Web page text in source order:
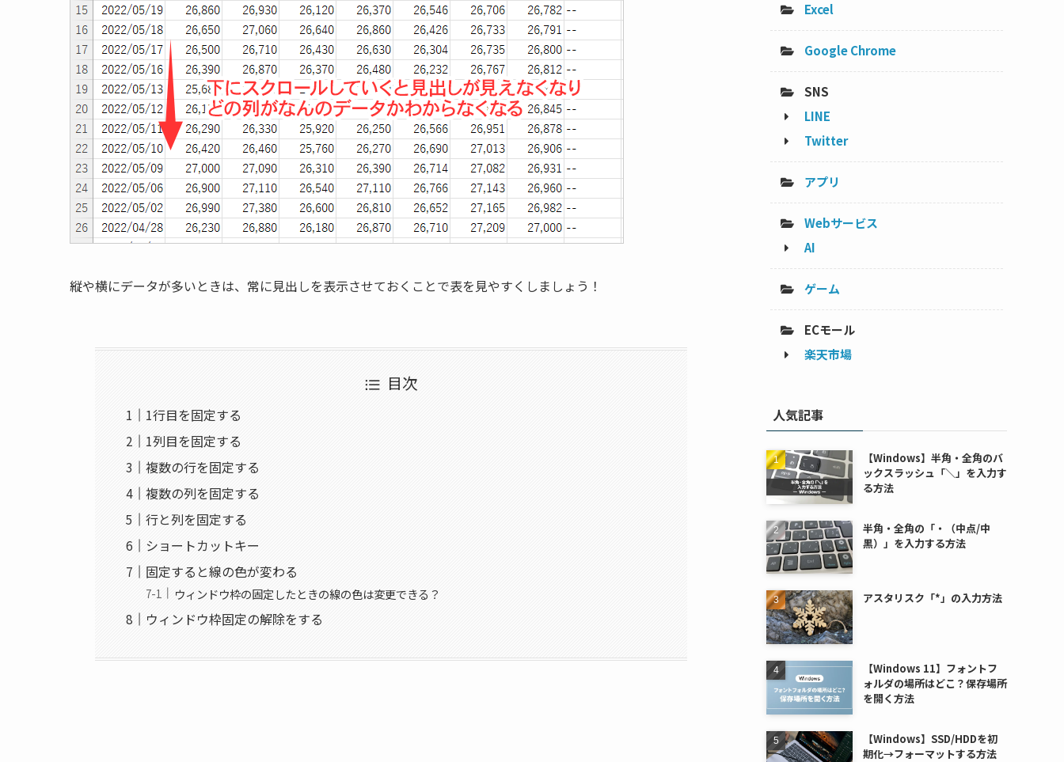
縦や横にデータが多いときは、常に見出しを表示させておくことで表を見やすくしましょう！
目次
1行目を固定する
1列目を固定する
複数の行を固定する
複数の列を固定する
行と列を固定する
ショートカットキー
固定すると線の色が変わる
ウィンドウ枠の固定したときの線の色は変更できる？
ウィンドウ枠固定の解除をする
Excel
Google Chrome
SNS
LINE
Twitter
アプリ
Webサービス
AI
ゲーム
ECモール
楽天市場
人気記事
【Windows】半角・全角のバ
ックスラッシュ「＼」を入力す
る方法
半角・全角の「・（中点/中
黒）」を入力する方法
アスタリスク「*」の入力方法
【Windows 11】フォントフ
ォルダの場所はどこ？保存場所
を開く方法
【Windows】SSD/HDDを初
期化→フォーマットする方法